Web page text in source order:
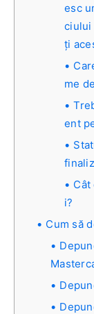
esc
ciului
ți
me
ent
i?
Cum să